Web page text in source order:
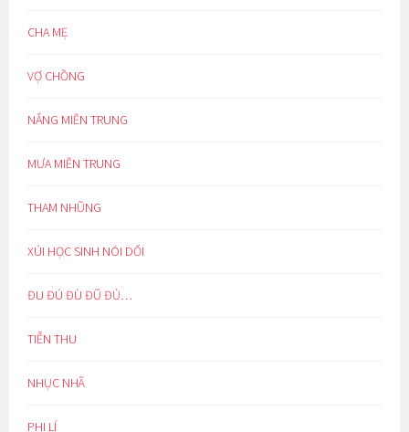
CHA MẸ
VỢ CHỒNG
NẮNG MIỀN TRUNG
MƯA MIỀN TRUNG
THAM NHŨNG
XÚI HỌC SINH NÓI DỐI
ĐU ĐÚ ĐÙ ĐŨ ĐỦ…
TIỄN THU
NHỤC NHÃ
PHI LÍ